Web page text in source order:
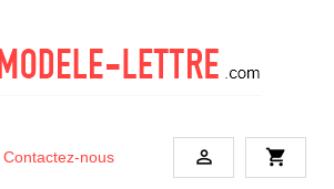
Contactez-nous  shopping_cart